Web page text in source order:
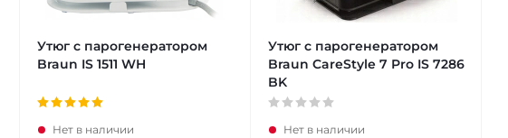
Утюг с парогенератором
Braun IS 1511 WH
Нет в наличии
Утюг с парогенератором
Braun CareStyle 7 Pro IS 7286
BK
Нет в наличии